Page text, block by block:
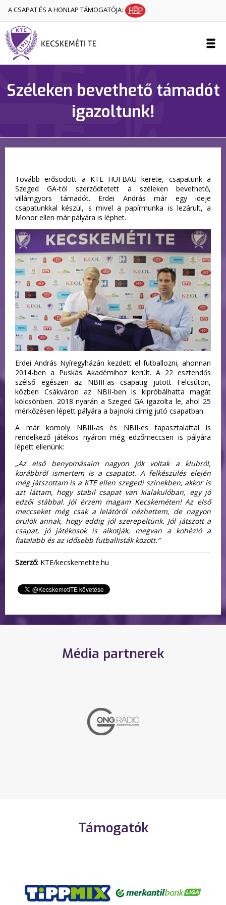
A CSAPAT ÉS A HONLAP TÁMOGATÓJA:
Széleken bevethető támadót
igazoltunk!
Tovább erősödött a KTE HUFBAU kerete, csapatunk a
Szeged GA-tól szerződtetett a széleken bevethető,
villámgyors támadót. Erdei András már egy ideje
csapatunkkal készül, s mivel a papírmunka is lezárult, a
Monor ellen már pályára is léphet.
Erdei András Nyíregyházán kezdett el futballozni, ahonnan
2014-ben a Puskás Akadémihoz került. A 22 esztendős
szélső egészen az NBIII-as csapatig jutott Felcsúton,
közben Csákváron az NBII-ben is kipróbálhatta magát
kölcsönben. 2018 nyarán a Szeged GA igazolta le, ahol 25
mérkőzésen lépett pályára a bajnoki címig jutó csapatban.
A már komoly NBIII-as és NBII-es tapasztalattal is
rendelkező játékos nyáron még edzőmeccsen is pályára
lépett ellenünk:
„Az első benyomásaim nagyon jók voltak a klubról,
korábbról ismertem is a csapatot. A felkészülés elején
még játszottam is a KTE ellen szegedi színekben, akkor is
azt láttam, hogy stabil csapat van kialakulóban, egy jó
edzői stábbal. Jól érzem magam Kecskeméten! Az első
meccseket még csak a lelátóról nézhettem, de nagyon
örülök annak, hogy eddig jól szerepeltünk. Jól játszott a
csapat, jó játékosok is alkotják, megvan a kohézió a
fiatalabb és az idősebb futballisták között.”
Szerző: KTE/kecskemetite.hu
Média partnerek
Támogatók